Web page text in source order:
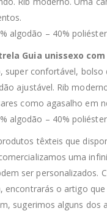
algodão – 40%
Guia unissexo
super confortável, bolso
ajustável. Rib
como agasalho em
algodão – 40%
têxteis que
uma
ser personalizados.
encontrarás o artigo
sugerimos alguns dos